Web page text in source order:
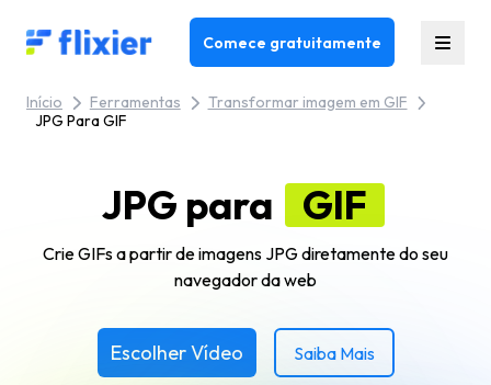
Flixier logo - Home Comece gratuitamente
Início Ferramentas
Transformar imagem em GIF
JPG Para GIF
JPG para GIF
Crie GIFs a partir de imagens JPG diretamente do seu
navegador da web
Escolher Vídeo Saiba Mais